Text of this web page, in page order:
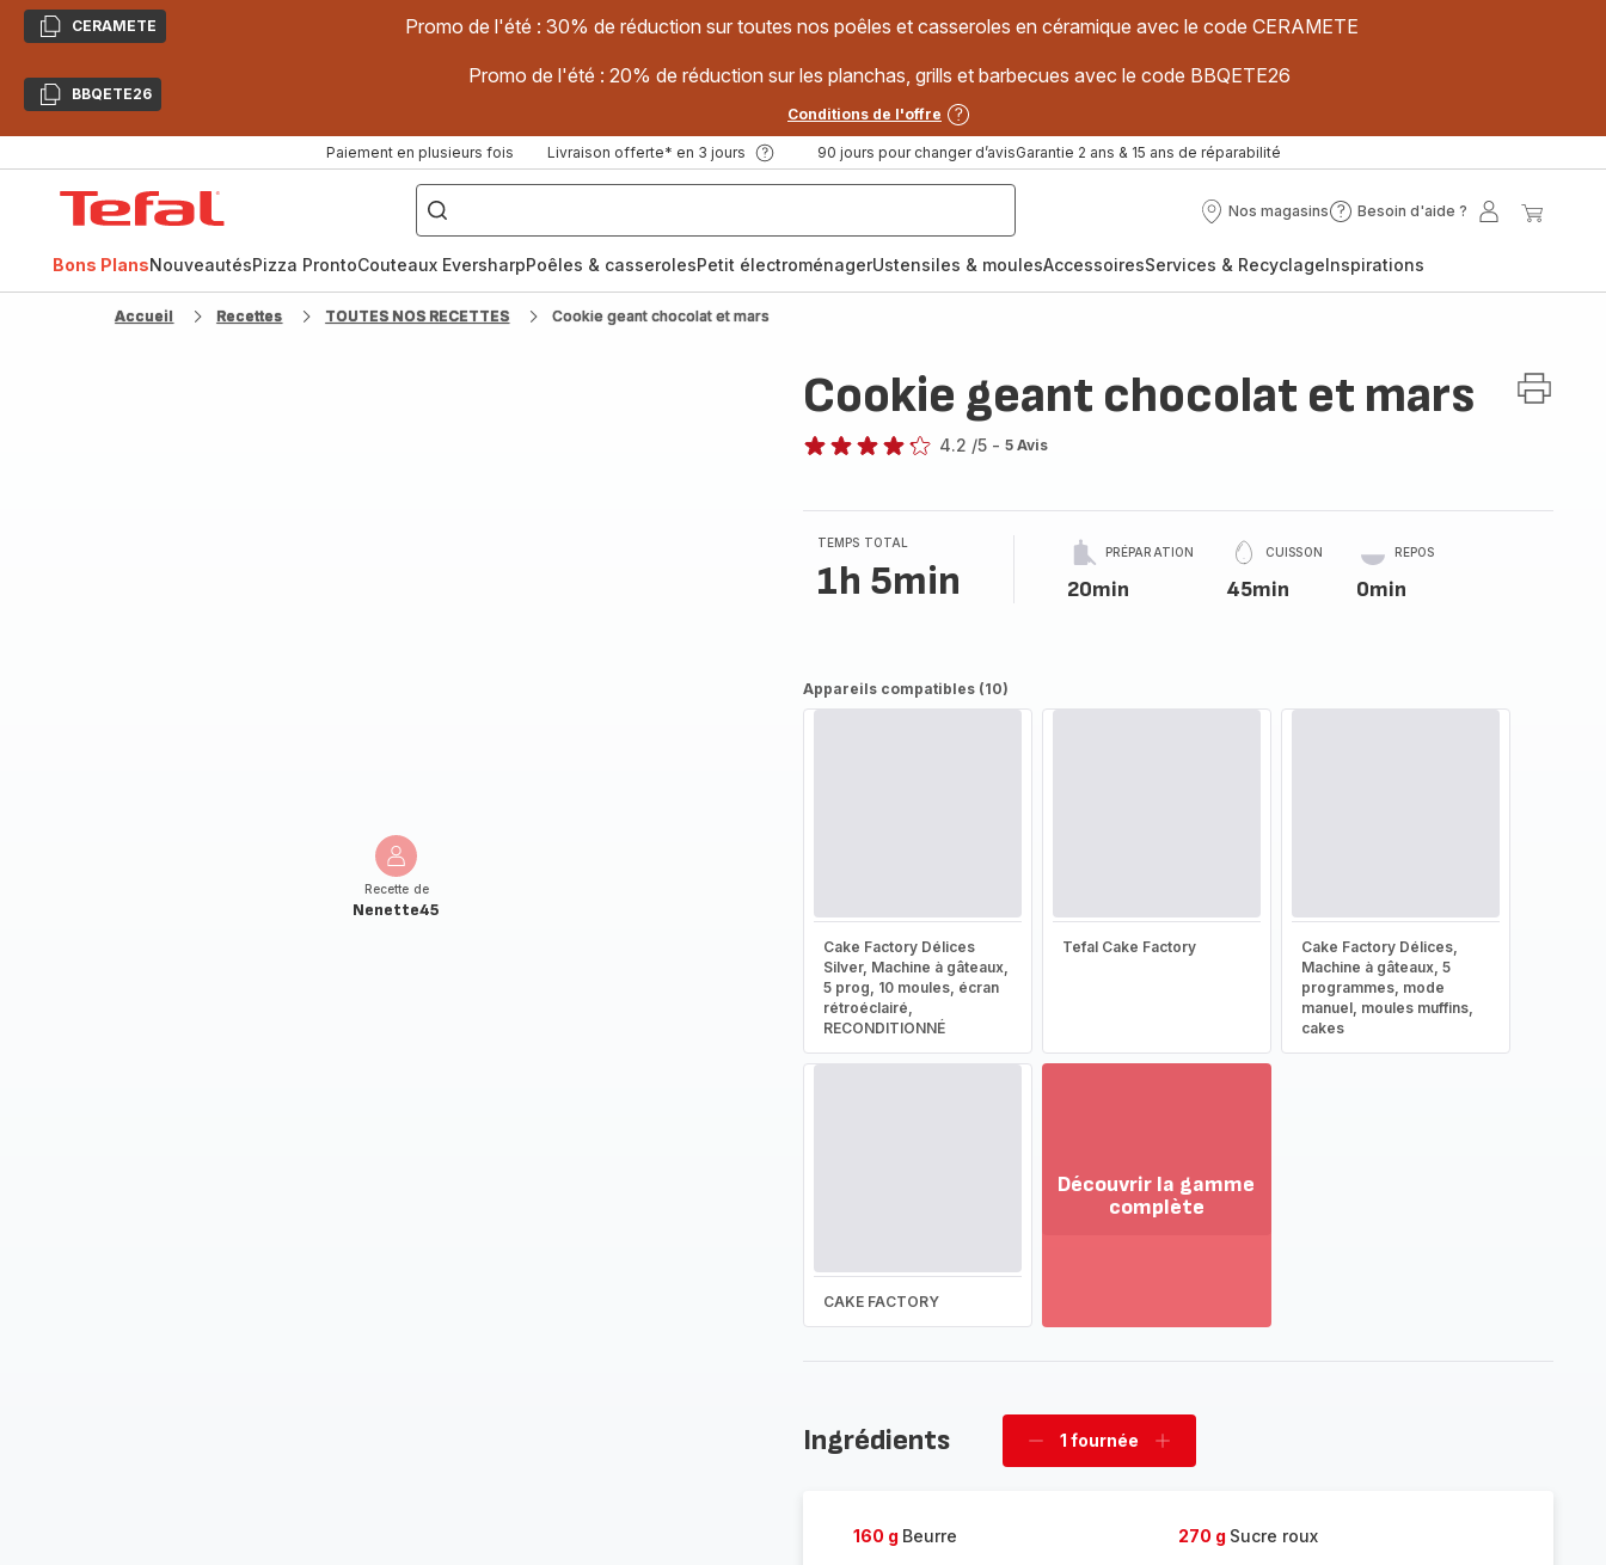
CopierCERAMETE Promo de l'été : 30% de réduction sur toutes nos poêles et casseroles en céramique avec le code CERAMETE
CopierBBQETE26
Promo de l'été : 20% de réduction sur les planchas, grills et barbecues avec le code BBQETE26
Conditions de l'offre
Paiement en plusieurs fois Livraison offerte* en 3 jours 90 jours pour changer d’avisGarantie 2 ans & 15 ans de réparabilité
["Poêles
inox,
Cake
Factory,
Nos magasins
Nos
Besoin d'aide ?
Besoin
?
Mon
Bons PlansNouveautésPizza ProntoCouteaux EversharpPoêles & casserolesPetit électroménagerUstensiles & moulesAccessoiresServices & RecyclageInspirations
Accueil Recettes TOUTES NOS RECETTES Cookie geant chocolat et mars
Recette de
Nenette45
Cookie geant chocolat et mars
4.2 /5 - 5 Avis
TEMPS TOTAL
1h 5min
PRÉPARATION
20min
CUISSON
45min
REPOS
0min
Appareils compatibles (10)
Cake Factory Délices
Silver, Machine à gâteaux,
5 prog, 10 moules, écran
rétroéclairé,
RECONDITIONNÉ
Tefal Cake Factory
Cake Factory Délices,
Machine à gâteaux, 5
programmes, mode
manuel, moules muffins,
cakes
CAKE FACTORY
Découvrir la gamme
complète
la
Ingrédients
Supprimer
1 fournée
Ajouter
160 g Beurre 270 g Sucre roux